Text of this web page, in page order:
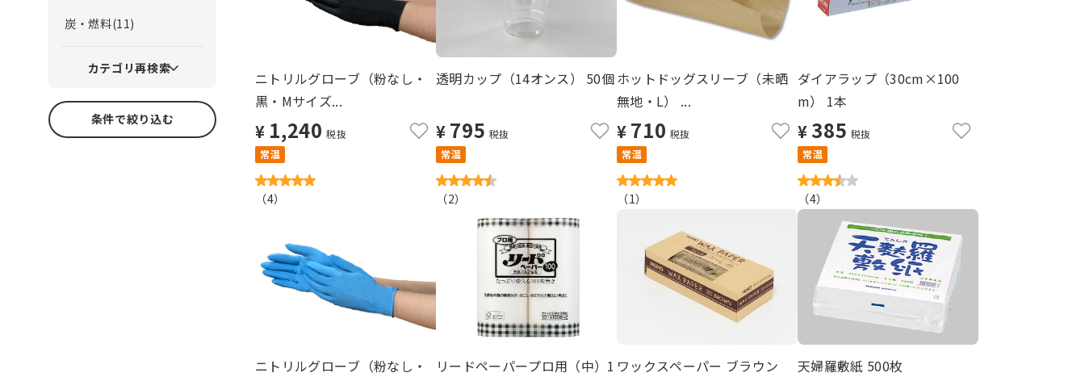
ニトリルグローブ（粉なし・
黒・Mサイズ...
¥ 1,240 税抜
常温
（4）
透明カップ（14オンス） 50個
¥ 795 税抜
常温
（2）
ホットドッグスリーブ（未晒
無地・L） ...
¥ 710 税抜
常温
（1）
ダイアラップ（30cm×100
m） 1本
¥ 385 税抜
常温
（4）
ニトリルグローブ（粉なし・
リードペーパープロ用（中）1 ワックスペーパー ブラウン
天婦羅敷紙 500枚
炭・燃料(11)
カテゴリ再検索
条件で絞り込む